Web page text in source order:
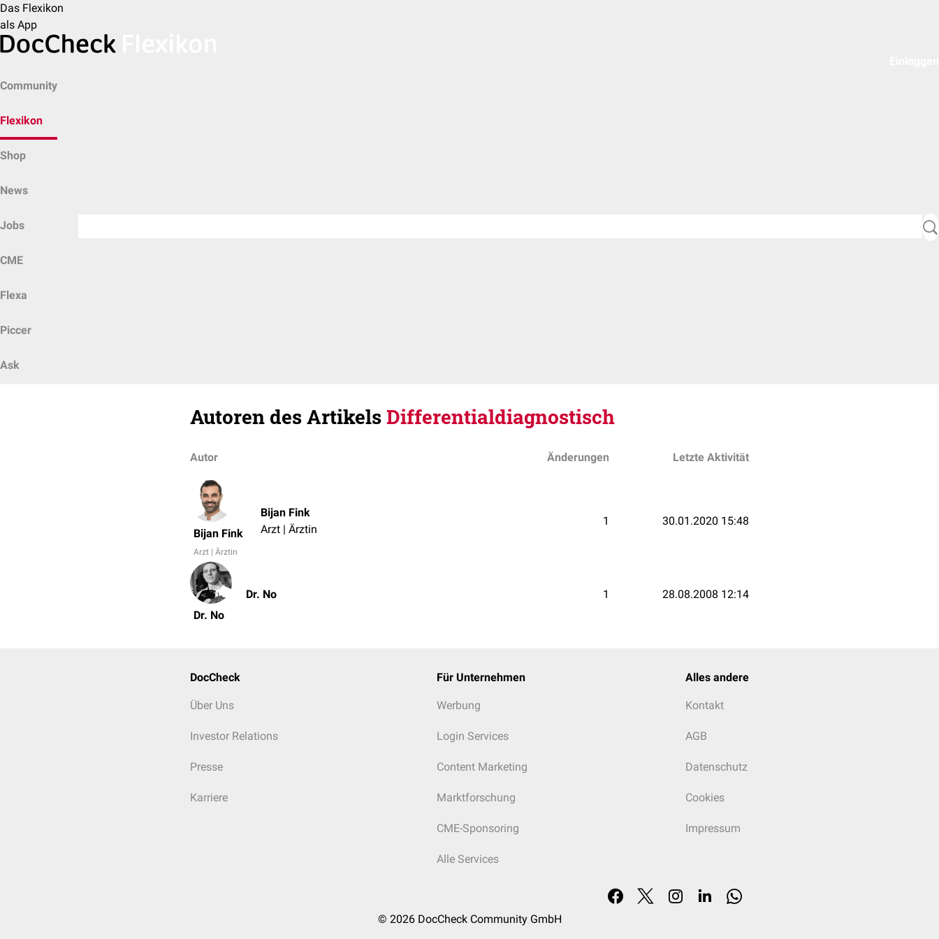
Das Flexikon
als App
Community
Flexikon
Shop
News
Jobs
CME
Flexa
Piccer
Ask
Autoren des ArtikelsDifferentialdiagnostisch
Autor Änderungen Letzte Aktivität
Bijan Fink
Arzt | Ärztin
Bijan Fink
Arzt | Ärztin
1 30.01.2020 15:48
Dr. No
Dr. No 1 28.08.2008 12:14
DocCheck
Über Uns
Investor Relations
Presse
Karriere
Für Unternehmen
Werbung
Login Services
Content Marketing
Marktforschung
CME-Sponsoring
Alle Services
Alles andere
Kontakt
AGB
Datenschutz
Cookies
Impressum
© 2026 DocCheck Community GmbH